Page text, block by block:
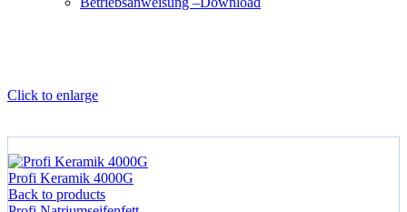
Click to enlarge
Profi Keramik 4000G
Back to products